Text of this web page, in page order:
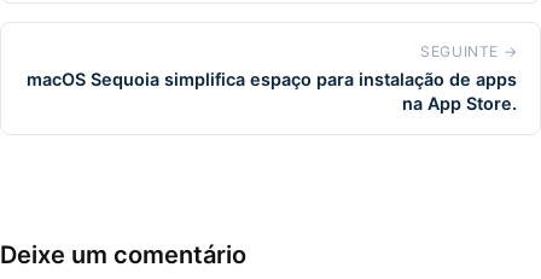
SEGUINTE →
macOS Sequoia simplifica espaço para instalação de apps
na App Store.
Deixe um comentário